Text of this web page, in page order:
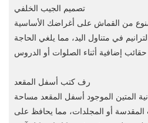
تصميم الجيب الخلفي
من القماش على أغراضك الأساسية
في متناول اليد، مما يلغي الحاجة
رف كتب أسفل المقعد
المتين الموجود أسفل المقعد مساحة
المقدسة أو المجلدات، مما يحافظ على